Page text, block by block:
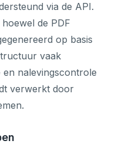
via de API.
de PDF
op basis
vaak
en nalevingscontrole
verwerkt door